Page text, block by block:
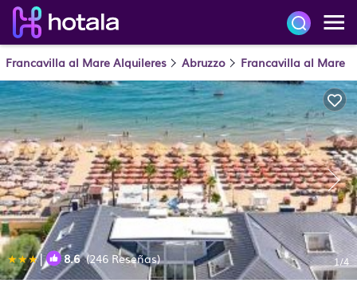
Francavilla al Mare Alquileres Abruzzo Francavilla al Mare
| 8.6(246 Reseñas) 1/4